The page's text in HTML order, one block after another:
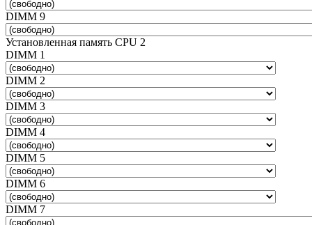
DIMM 9
Установленная память CPU 2
DIMM 1
DIMM 2
DIMM 3
DIMM 4
DIMM 5
DIMM 6
DIMM 7